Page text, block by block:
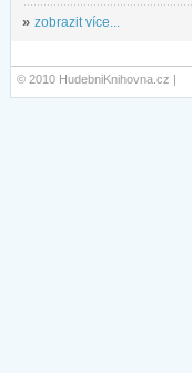
» zobrazit více...
© 2010 HudebniKnihovna.cz |